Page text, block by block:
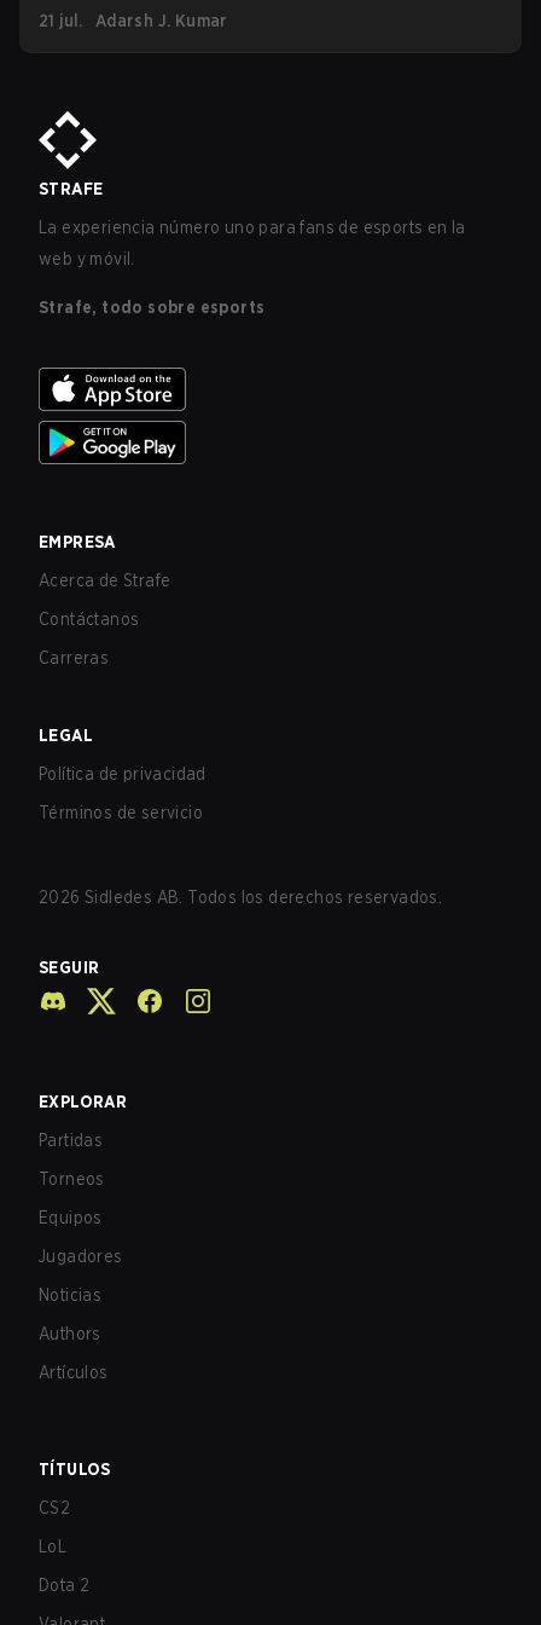
21 jul. Adarsh J. Kumar
STRAFE
La experiencia número uno para fans de esports en la
web y móvil.
Strafe, todo sobre esports
EMPRESA
Acerca de Strafe
Contáctanos
Carreras
LEGAL
Política de privacidad
Términos de servicio
2026 Sidledes AB. Todos los derechos reservados.
SEGUIR
EXPLORAR
Partidas
Torneos
Equipos
Jugadores
Noticias
Authors
Artículos
TÍTULOS
CS2
LoL
Dota 2